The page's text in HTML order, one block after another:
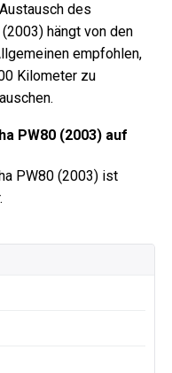
des
hängt von den
empfohlen,
Kilometer zu
PW80 (2003) auf
PW80 (2003) ist